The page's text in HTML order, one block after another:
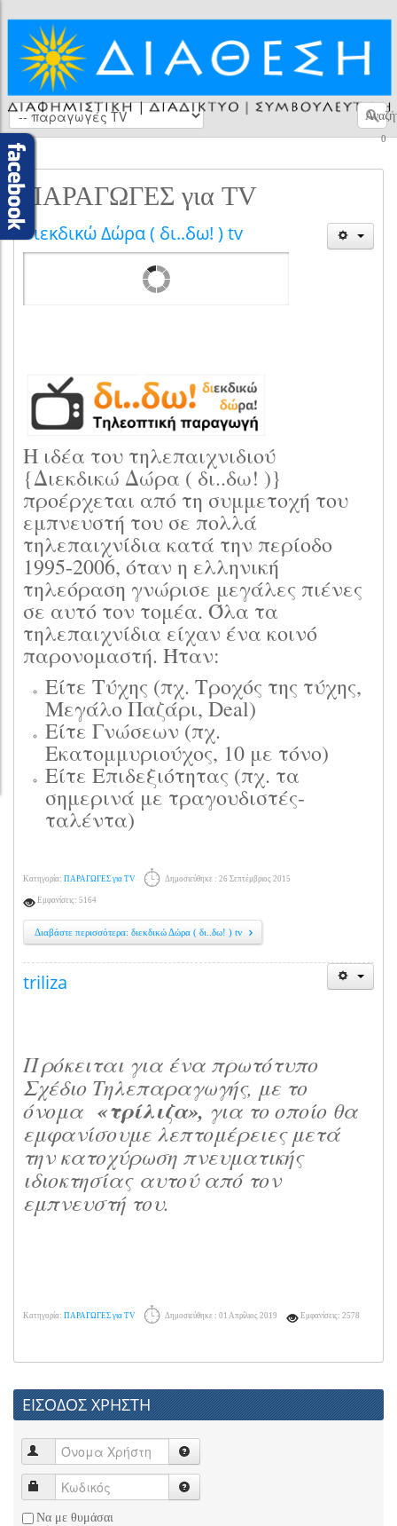
0
ΠΑΡΑΓΩΓΕΣ για TV
διεκδικώ Δώρα ( δι..δω! ) tv
Η ιδέα του τηλεπαιχνιδιού
{Διεκδικώ Δώρα ( δι..δω! )}
προέρχεται από τη συμμετοχή του
εμπνευστή του σε πολλά
τηλεπαιχνίδια κατά την περίοδο
1995-2006, όταν η ελληνική
τηλεόραση γνώρισε μεγάλες πιένες
σε αυτό τον τομέα. Όλα τα
τηλεπαιχνίδια είχαν ένα κοινό
παρονομαστή. Ήταν:
Είτε Τύχης (πχ. Τροχός της τύχης,
Μεγάλο Παζάρι, Deal)
Είτε Γνώσεων (πχ.
Εκατομμυριούχος, 10 με τόνο)
Είτε Επιδεξιότητας (πχ. τα
σημερινά με τραγουδιστές-
ταλέντα)
Κατηγορία: ΠΑΡΑΓΩΓΕΣ για TV Δημοσιεύθηκε : 26 Σεπτέμβριος 2015
Εμφανίσεις: 5164
Διαβάστε περισσότερα: διεκδικώ Δώρα ( δι..δω! ) tv
triliza
Πρόκειται για ένα πρωτότυπο
Σχέδιο Τηλεπαραγωγής, με το
όνομα «τρίλιζα», για το οποίο θα
εμφανίσουμε λεπτομέρειες μετά
την κατοχύρωση πνευματικής
ιδιοκτησίας αυτού από τον
εμπνευστή του.
Κατηγορία: ΠΑΡΑΓΩΓΕΣ για TV Δημοσιεύθηκε : 01 Απρίλιος 2019 Εμφανίσεις: 2578
ΕΙΣΟΔΟΣ ΧΡΗΣΤΗ
Να με θυμάσαι